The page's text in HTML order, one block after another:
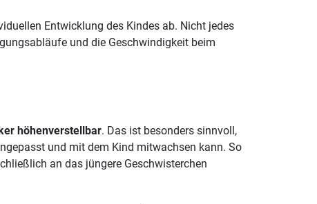
Entwicklung des Kindes ab. Nicht jedes
und die Geschwindigkeit beim
höhenverstellbar. Das ist besonders sinnvoll,
und mit dem Kind mitwachsen kann. So
an das jüngere Geschwisterchen